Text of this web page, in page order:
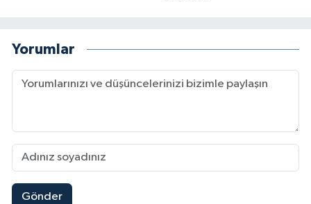
Yorumlar
Gönder